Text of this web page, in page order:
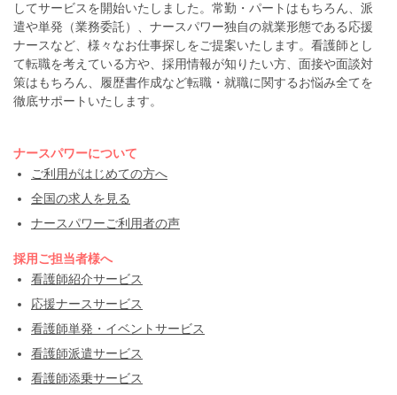
してサービスを開始いたしました。常勤・パートはもちろん、派
遣や単発（業務委託）、ナースパワー独自の就業形態である応援
ナースなど、様々なお仕事探しをご提案いたします。看護師とし
て転職を考えている方や、採用情報が知りたい方、面接や面談対
策はもちろん、履歴書作成など転職・就職に関するお悩み全てを
徹底サポートいたします。
ナースパワーについて
ご利用がはじめての方へ
全国の求人を見る
ナースパワーご利用者の声
採用ご担当者様へ
看護師紹介サービス
応援ナースサービス
看護師単発・イベントサービス
看護師派遣サービス
看護師添乗サービス